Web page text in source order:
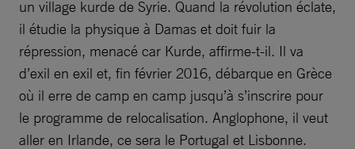
un village kurde de Syrie. Quand la révolution éclate,
il étudie la physique à Damas et doit fuir la
répression, menacé car Kurde, affirme-t-il. Il va
d’exil en exil et, fin février 2016, débarque en Grèce
où il erre de camp en camp jusqu’à s’inscrire pour
le programme de relocalisation. Anglophone, il veut
aller en Irlande, ce sera le Portugal et Lisbonne.